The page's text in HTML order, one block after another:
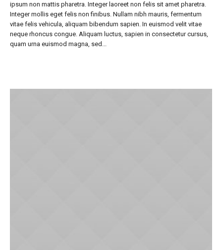
ipsum non mattis pharetra. Integer laoreet non felis sit amet pharetra.
Integer mollis eget felis non finibus. Nullam nibh mauris, fermentum
vitae felis vehicula, aliquam bibendum sapien. In euismod velit vitae
neque rhoncus congue. Aliquam luctus, sapien in consectetur cursus,
quam urna euismod magna, sed...